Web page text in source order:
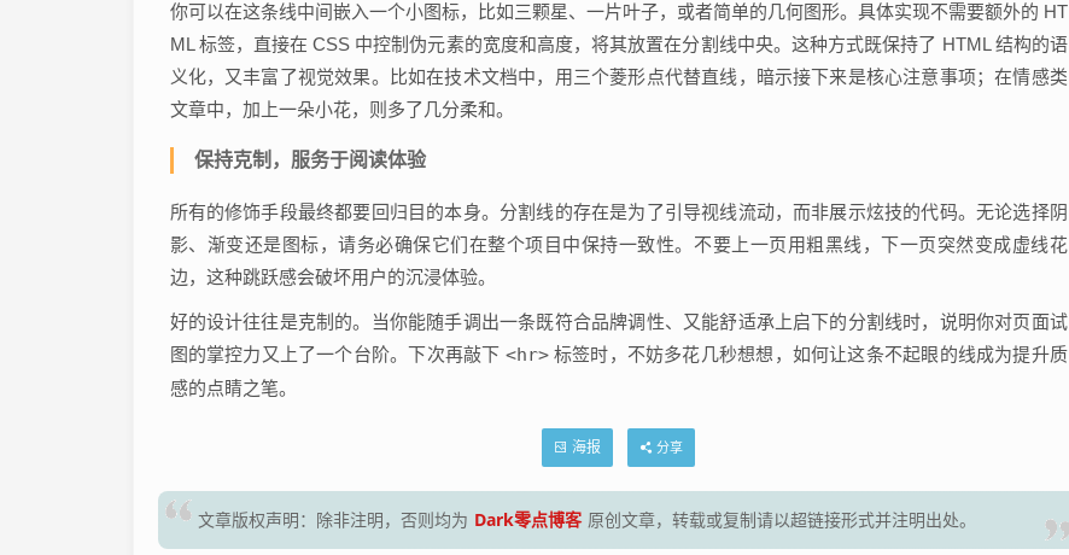
你可以在这条线中间嵌入一个小图标，比如三颗星、一片叶子，或者简单的几何图形。具体实现不需要额外的 HT
ML 标签，直接在 CSS 中控制伪元素的宽度和高度，将其放置在分割线中央。这种方式既保持了 HTML 结构的语
义化，又丰富了视觉效果。比如在技术文档中，用三个菱形点代替直线，暗示接下来是核心注意事项；在情感类
文章中，加上一朵小花，则多了几分柔和。
保持克制，服务于阅读体验
所有的修饰手段最终都要回归目的本身。分割线的存在是为了引导视线流动，而非展示炫技的代码。无论选择阴
影、渐变还是图标，请务必确保它们在整个项目中保持一致性。不要上一页用粗黑线，下一页突然变成虚线花
边，这种跳跃感会破坏用户的沉浸体验。
好的设计往往是克制的。当你能随手调出一条既符合品牌调性、又能舒适承上启下的分割线时，说明你对页面试
图的掌控力又上了一个台阶。下次再敲下 <hr>标签时，不妨多花几秒想想，如何让这条不起眼的线成为提升质
感的点睛之笔。
海报 分享
文章版权声明：除非注明，否则均为 Dark零点博客 原创文章，转载或复制请以超链接形式并注明出处。